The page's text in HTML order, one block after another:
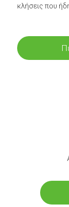
κλήσεις που